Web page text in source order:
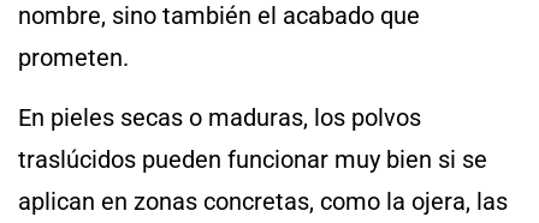
nombre, sino también el acabado que
prometen.
En pieles secas o maduras, los polvos
traslúcidos pueden funcionar muy bien si se
aplican en zonas concretas, como la ojera, las